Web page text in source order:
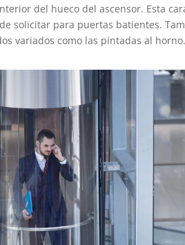
del hueco del ascensor. Esta
solicitar para puertas batientes.
variados como las pintadas al horno.